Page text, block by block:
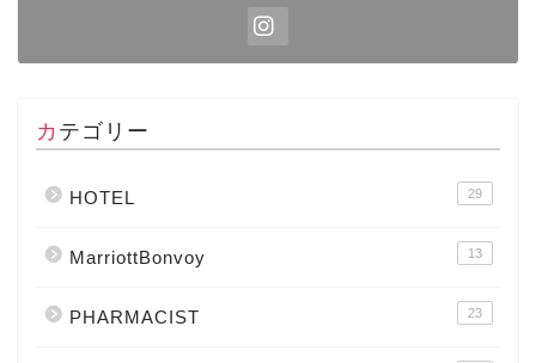
カテゴリー
HOTEL 29
MarriottBonvoy 13
PHARMACIST 23